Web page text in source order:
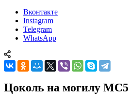
Вконтакте
Instagram
Telegram
WhatsApp
Цоколь на могилу